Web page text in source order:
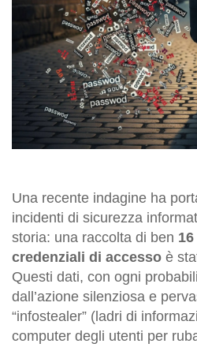
Una recente indagine ha
incidenti di sicurezza
storia: una raccolta di ben
credenziali di accesso è
Questi dati, con ogni
dall’azione silenziosa e
“infostealer” (ladri di
computer degli utenti per